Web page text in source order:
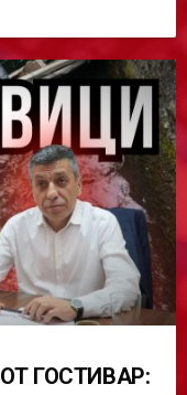
ГОСТИВАР: